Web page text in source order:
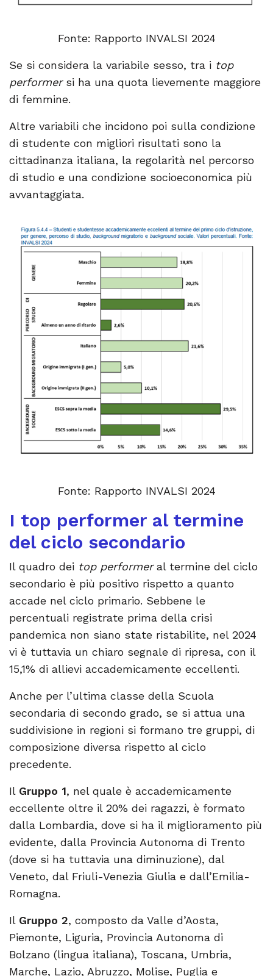
Fonte: Rapporto INVALSI 2024
Se si considera la variabile sesso, tra i top
performersi ha una quota lievemente maggiore
di femmine.
Altre variabili che incidono poi sulla condizione
di studente con migliori risultati sono la
cittadinanza italiana, la regolarità nel percorso
di studio e una condizione socioeconomica più
avvantaggiata.
Fonte: Rapporto INVALSI 2024
I top performer al termine
del ciclo secondario
Il quadro dei top performeral termine del ciclo
secondario è più positivo rispetto a quanto
accade nel ciclo primario. Sebbene le
percentuali registrate prima della crisi
pandemica non siano state ristabilite, nel 2024
vi è tuttavia un chiaro segnale di ripresa, con il
15,1% di allievi accademicamente eccellenti.
Anche per l’ultima classe della Scuola
secondaria di secondo grado, se si attua una
suddivisione in regioni si formano tre gruppi, di
composizione diversa rispetto al ciclo
precedente.
Il Gruppo 1, nel quale è accademicamente
eccellente oltre il 20% dei ragazzi, è formato
dalla Lombardia, dove si ha il miglioramento più
evidente, dalla Provincia Autonoma di Trento
(dove si ha tuttavia una diminuzione), dal
Veneto, dal Friuli-Venezia Giulia e dall’Emilia-
Romagna.
Il Gruppo 2, composto da Valle d’Aosta,
Piemonte, Liguria, Provincia Autonoma di
Bolzano (lingua italiana), Toscana, Umbria,
Marche, Lazio, Abruzzo, Molise, Puglia e